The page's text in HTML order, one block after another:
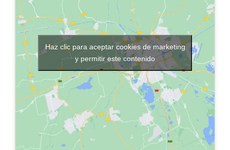
Haz clic para aceptar cookies de marketing
y permitir este contenido